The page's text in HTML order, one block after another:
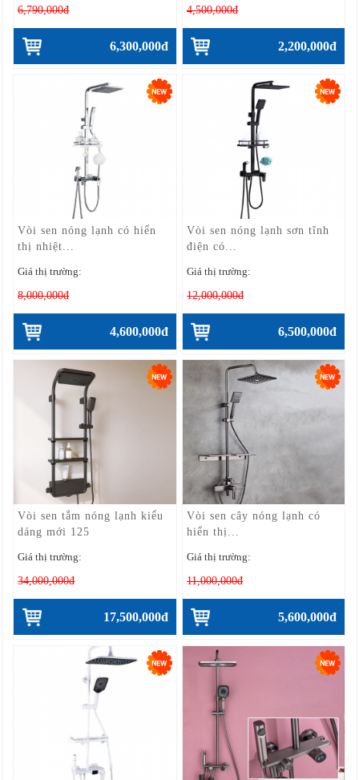
6,790,000đ
6,300,000đ
4,500,000đ
2,200,000đ
Vòi sen nóng lạnh có hiển
thị nhiệt...
Giá thị trường:
8,000,000đ
4,600,000đ
Vòi sen nóng lạnh sơn tĩnh
điện có...
Giá thị trường:
12,000,000đ
6,500,000đ
Vòi sen tắm nóng lạnh kiểu
dáng mới 125
Giá thị trường:
34,000,000đ
17,500,000đ
Vòi sen cây nóng lạnh có
hiển thị...
Giá thị trường:
11,000,000đ
5,600,000đ